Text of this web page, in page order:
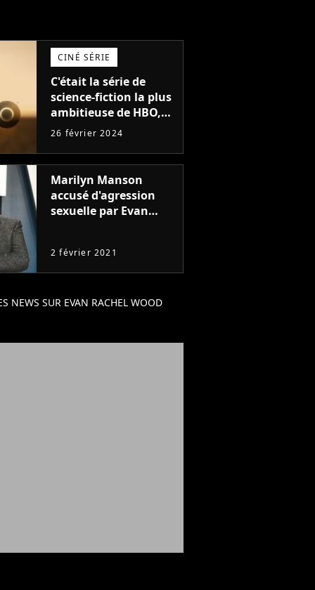
CINÉ SÉRIE
C'était la série de
science-fiction la plus
ambitieuse de HBO,
mais elle n'aura
actrice est en colère :
"Ca m'empêche de
dormir"
26 février 2024
Marilyn Manson
accusé d'agression
sexuelle par Evan
lâchent
2 février 2021
NEWS SUR EVAN RACHEL WOOD